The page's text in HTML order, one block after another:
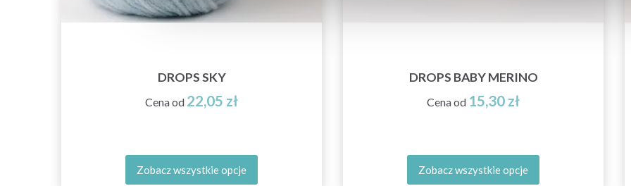
DROPS SKY
Cena od 22,05 zł
Zobacz wszystkie opcje
DROPS BABY MERINO
Cena od 15,30 zł
Zobacz wszystkie opcje